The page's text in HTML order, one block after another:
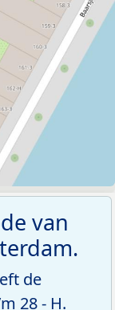
van
de
28 - H.